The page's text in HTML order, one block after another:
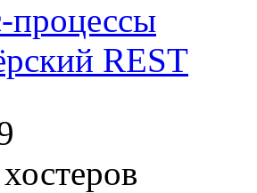
процессы
REST